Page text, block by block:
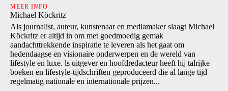
MEER INFO
Michael Köckritz
Als journalist, auteur, kunstenaar en mediamaker slaagt Michael
Köckritz er altijd in om met goedmoedig gemak
aandachttrekkende inspiratie te leveren als het gaat om
hedendaagse en visionaire onderwerpen en de wereld van
lifestyle en luxe. ls uitgever en hoofdredacteur heeft hij talrijke
boeken en lifestyle-tijdschriften geproduceerd die al lange tijd
regelmatig nationale en internationale prijzen...